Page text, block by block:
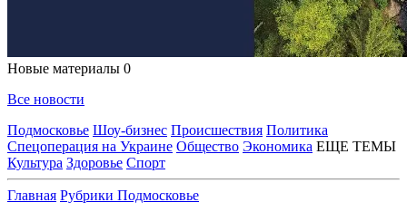
Новые материалы 0
Все новости
Подмосковье Шоу-бизнес Происшествия Политика
Спецоперация на Украине Общество Экономика ЕЩЕ ТЕМЫ
Культура Здоровье Спорт
Главная Рубрики Подмосковье